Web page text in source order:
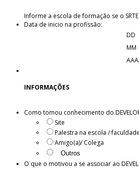
Informe a escola de formação se o
Data de inicio na profissão:
DD
MM
INFORMAÇÕES
Como tomou conhecimento do
Site
Palestra na escola / faculdade
Amigo(a)/ Colega
O que o motivou a se associar ao